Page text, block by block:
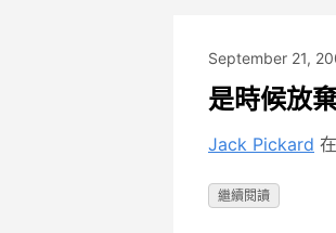
September 21,
是時候放
Jack Pickard 在
繼續閱讀